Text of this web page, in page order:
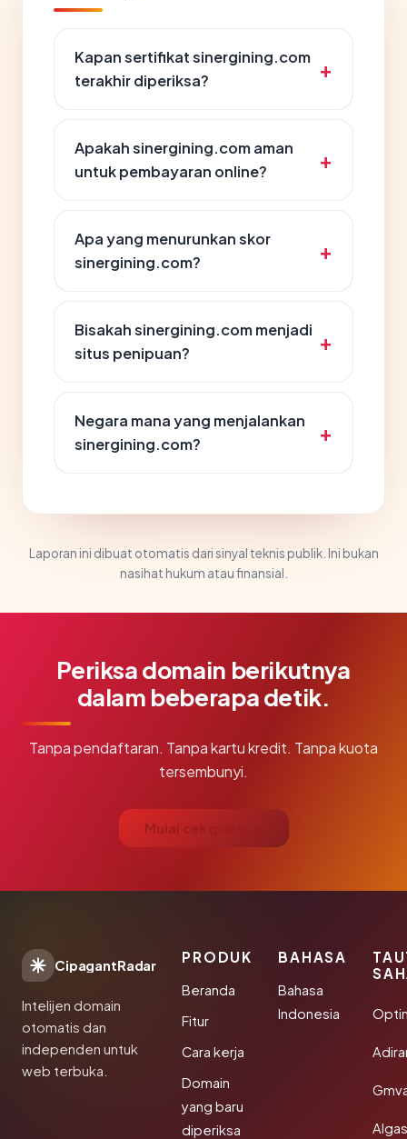
Kapan sertifikat sinergining.com
terakhir diperiksa?
Apakah sinergining.com aman
untuk pembayaran online?
Apa yang menurunkan skor
sinergining.com?
Bisakah sinergining.com menjadi
situs penipuan?
Negara mana yang menjalankan
sinergining.com?
Laporan ini dibuat otomatis dari sinyal teknis publik. Ini bukan
nasihat hukum atau finansial.
Periksa domain berikutnya
dalam beberapa detik.
Tanpa pendaftaran. Tanpa kartu kredit. Tanpa kuota
tersembunyi.
Mulai cek gratis →
CipagantRadar
Intelijen domain
otomatis dan
independen untuk
web terbuka.
PRODUK
Beranda
Fitur
Cara kerja
Domain
yang baru
diperiksa
BAHASA
Bahasa
Indonesia